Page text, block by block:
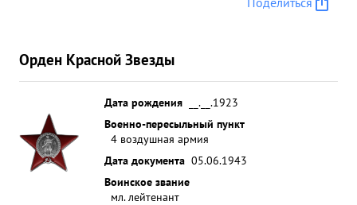
Орден Красной Звезды
Дата рождения
__.__.1923
Военно-пересыльный пункт
4 воздушная армия
Дата документа 05.06.1943
Воинское звание
мл. лейтенант